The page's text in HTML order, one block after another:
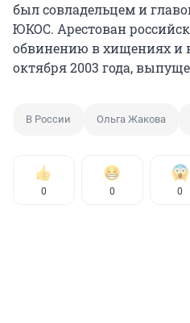
был совладельцем и
ЮКОС. Арестован
обвинению в хищениях и
октября 2003 года,
В России Ольга Жакова
0 0 0